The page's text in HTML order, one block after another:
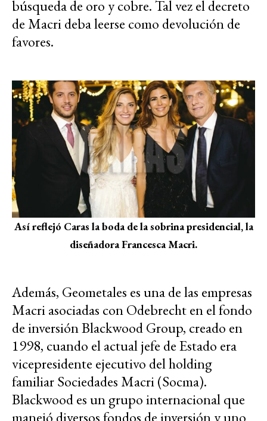
búsqueda de oro y cobre. Tal vez el decreto
de Macri deba leerse como devolución de
favores.
Así reflejó Caras la boda de la sobrina presidencial, la
diseñadora Francesca Macri.
Además, Geometales es una de las empresas
Macri asociadas con Odebrecht en el fondo
de inversión Blackwood Group, creado en
1998, cuando el actual jefe de Estado era
vicepresidente ejecutivo del holding
familiar Sociedades Macri (Socma).
Blackwood es un grupo internacional que
manejó diversos fondos de inversión y uno